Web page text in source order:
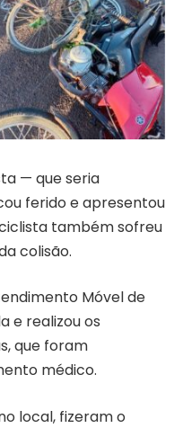
— que seria
ferido e apresentou
também sofreu
colisão.
Móvel de
e realizou os
que foram
médico.
local, fizeram o